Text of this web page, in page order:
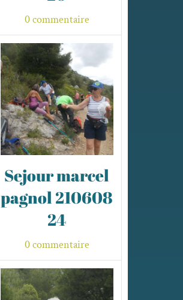
0 commentaire
Sejour marcel
pagnol 210608
24
0 commentaire